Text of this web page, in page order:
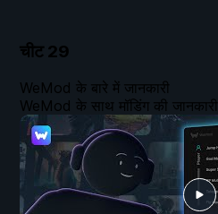
चीट 29
WeMod के बारे में जानकारी
WeMod के साथ मॉडिंग की जानकारी